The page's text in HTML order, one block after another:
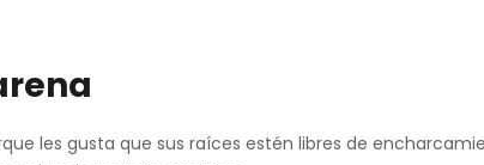
les gusta que sus raíces estén libres de